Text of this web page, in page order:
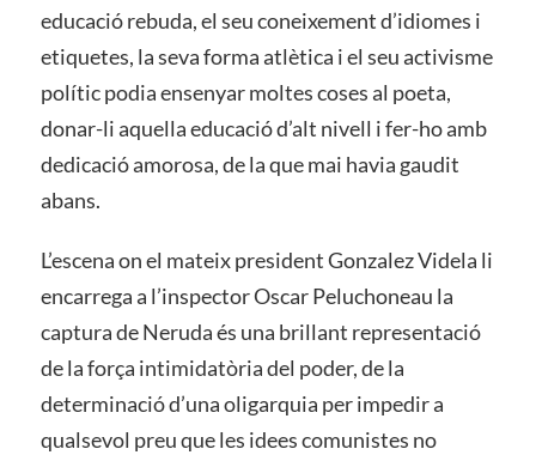
educació rebuda, el seu coneixement d’idiomes i
etiquetes, la seva forma atlètica i el seu activisme
polític podia ensenyar moltes coses al poeta,
donar-li aquella educació d’alt nivell i fer-ho amb
dedicació amorosa, de la que mai havia gaudit
abans.
L’escena on el mateix president Gonzalez Videla li
encarrega a l’inspector Oscar Peluchoneau la
captura de Neruda és una brillant representació
de la força intimidatòria del poder, de la
determinació d’una oligarquia per impedir a
qualsevol preu que les idees comunistes no